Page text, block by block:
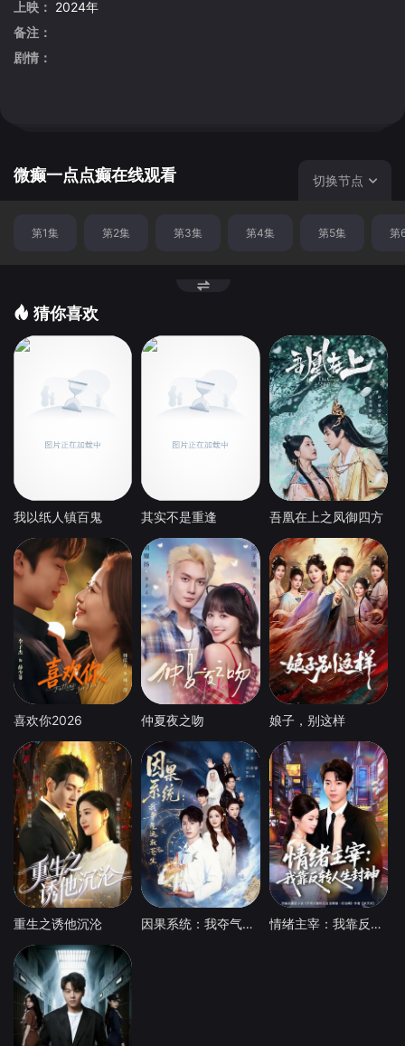
上映： 2024年
备注：
剧情：
微癫一点点癫在线观看 切换节点
第1集 第2集 第3集 第4集 第5集 第
猜你喜欢
我以纸人镇百鬼 其实不是重逢 吾凰在上之凤御四方
喜欢你2026 仲夏夜之吻 娘子，别这样
重生之诱他沉沦 因果系统：我夺气运救苍生 情绪主宰：我靠反转人生封神